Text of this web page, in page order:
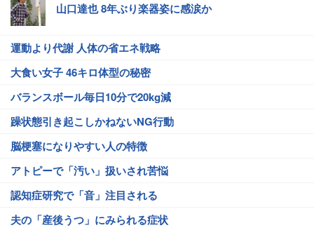
山口達也 8年ぶり楽器姿に感涙か
運動より代謝 人体の省エネ戦略
大食い女子 46キロ体型の秘密
バランスボール毎日10分で20kg減
躁状態引き起こしかねないNG行動
脳梗塞になりやすい人の特徴
アトピーで「汚い」扱いされ苦悩
認知症研究で「音」注目される
夫の「産後うつ」にみられる症状